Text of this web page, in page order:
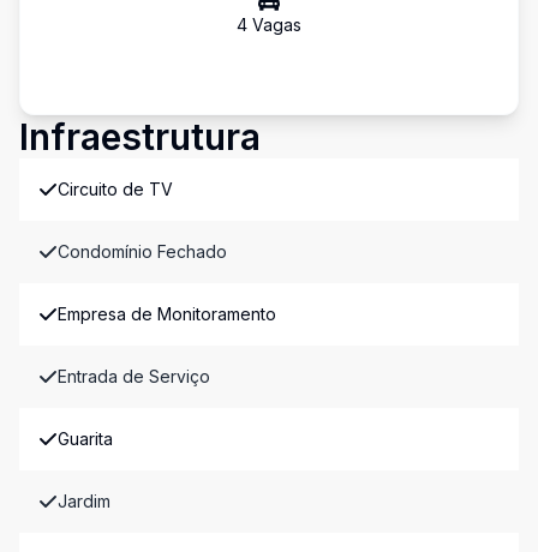
4 Vagas
Infraestrutura
Circuito de TV
Condomínio Fechado
Empresa de Monitoramento
Entrada de Serviço
Guarita
Jardim